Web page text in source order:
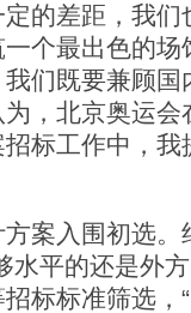
的差距，我
个最出色的
们既要兼顾
，北京奥运
标工作中，
入围初选。
水平的还是外
标标准筛选，